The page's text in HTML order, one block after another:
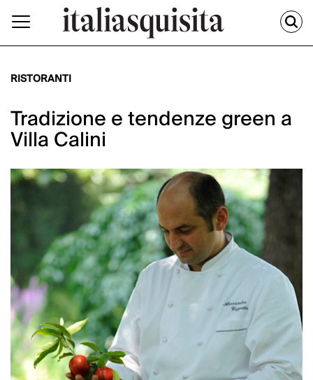
RISTORANTI
Tradizione e tendenze green a
Villa Calini